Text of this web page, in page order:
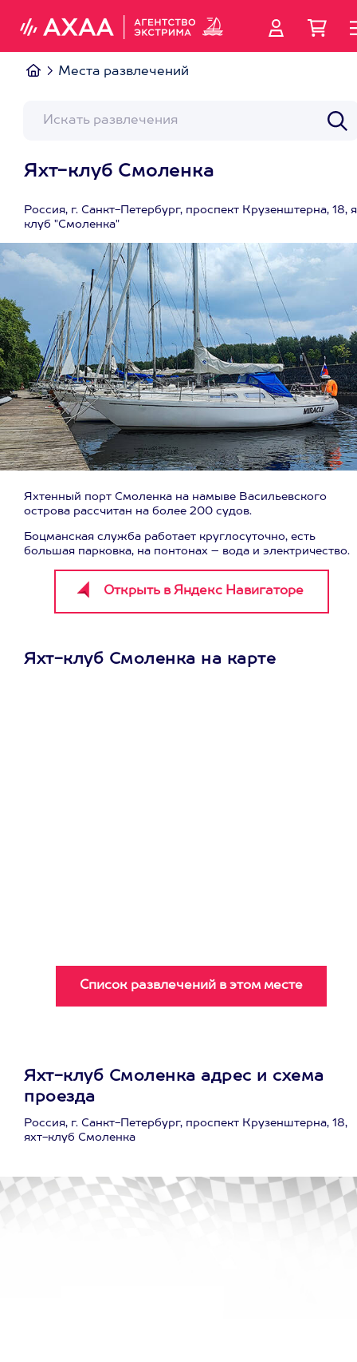
Места развлечений
Яхт-клуб Смоленка
Россия, г. Санкт-Петербург, проспект Крузенштерна, 18,
клуб "Смоленка"
Яхтенный порт Смоленка на намыве Васильевского
острова рассчитан на более 200 судов.
Боцманская служба работает круглосуточно, есть
большая парковка, на понтонах – вода и электричество.
Яхт-клуб Смоленка на карте
Яхт-клуб Смоленка адрес и схема
проезда
Россия, г. Санкт-Петербург, проспект Крузенштерна, 18,
яхт-клуб Смоленка